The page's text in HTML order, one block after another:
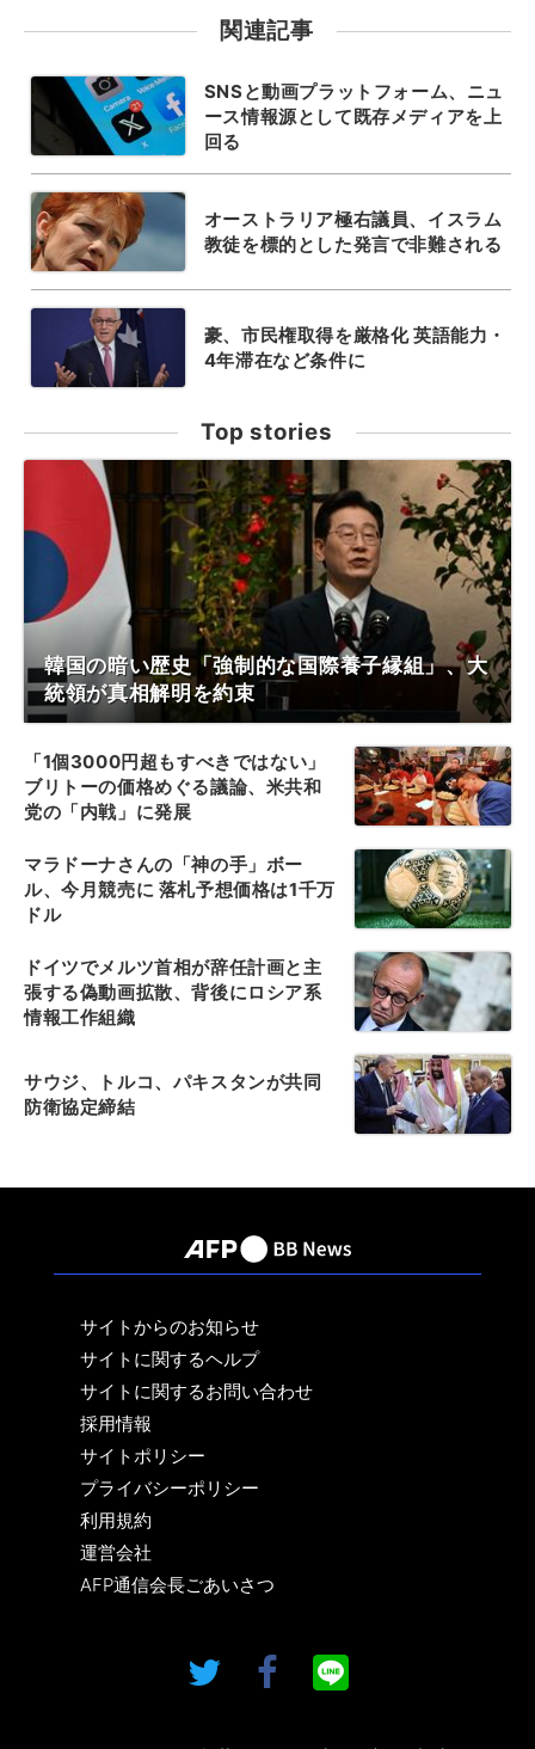
関連記事
SNSと動画プラットフォーム、ニュ
ース情報源として既存メディアを上
回る
オーストラリア極右議員、イスラム
教徒を標的とした発言で非難される
豪、市民権取得を厳格化 英語能力・
4年滞在など条件に
Top stories
韓国の暗い歴史「強制的な国際養子縁組」、大
統領が真相解明を約束
「1個3000円超もすべきではない」
ブリトーの価格めぐる議論、米共和
党の「内戦」に発展
マラドーナさんの「神の手」ボー
ル、今月競売に 落札予想価格は1千万
ドル
ドイツでメルツ首相が辞任計画と主
張する偽動画拡散、背後にロシア系
情報工作組織
サウジ、トルコ、パキスタンが共同
防衛協定締結
サイトからのお知らせ
サイトに関するヘルプ
サイトに関するお問い合わせ
採用情報
サイトポリシー
プライバシーポリシー
利用規約
運営会社
AFP通信会長ごあいさつ